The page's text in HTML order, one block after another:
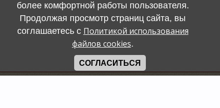
более комфортной работы пользователя.
Продолжая просмотр страниц сайта, вы
соглашаетесь с Политикой использования
файлов cookies.
СОГЛАСИТЬСЯ